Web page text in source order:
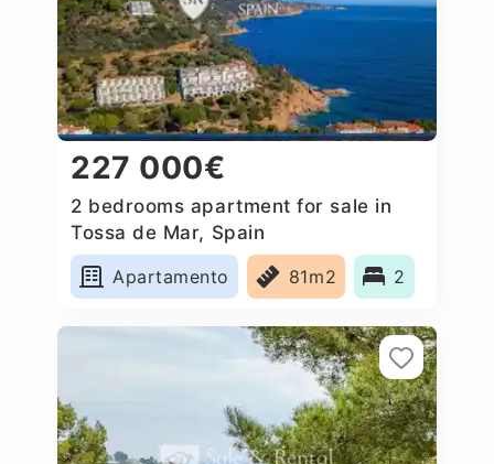
227 000€
2 bedrooms apartment for sale in
Tossa de Mar, Spain
Apartamento
81m2 2